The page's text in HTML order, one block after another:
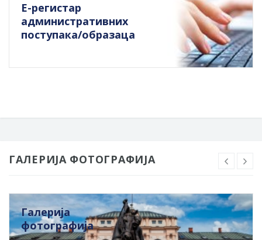
Е-регистар
административних
поступака/образаца
ГАЛЕРИЈА ФОТОГРАФИЈА
Галерија
фотографија